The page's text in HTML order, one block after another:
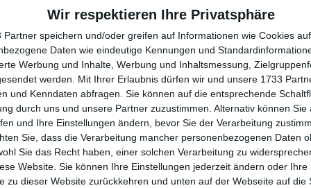
Wir respektieren Ihre Privatsphäre
Partner speichern und/oder greifen auf Informationen wie Cookies
Daten wie eindeutige Kennungen und
Werbung und Inhalte, Werbung und Inhaltsmessung,
werden. Mit Ihrer Erlaubnis dürfen wir und unsere 1733
und Kenndaten abfragen. Sie können auf die entsprechende
durch uns und unsere Partner zuzustimmen. Alternativ können Sie
und Ihre Einstellungen ändern, bevor Sie der Verarbeitung
Sie, dass die Verarbeitung mancher personenbezogenen Daten
Sie das Recht haben, einer solchen Verarbeitung zu
Website. Sie können Ihre Einstellungen jederzeit ändern oder Ihre
zu dieser Website zurückkehren und unten auf der Webseite auf die
wird oft mit dem alten Hopman Cup
übernimmt, der ebenfalls
ein Mannschaftswettbewerb war.
ausgetragen: Brisbane, Perth und
seinen Höhepunkt erreicht. Das
Frauen sowie ein gemischtes
nationale Turnier besteht aus drei
in die K.o.-Phase einziehen.
t,
B.
on
uss
mal
des
n
nt.
kel